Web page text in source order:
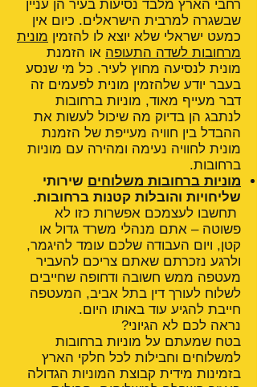
רחבי הארץ מלבד נסיעות בעיר הן עניין
שבשגרה למרבית הישראלים. כיום אין
כמעט ישראלי שלא יוצא לו להזמין מונית
מרחובות לשדה התעופה או הזמנת
מונית לנסיעה מחוץ לעיר. כל מי שנסע
בעבר יודע שלהזמין מונית לפעמים זה
דבר מעייף מאוד, מוניות ברחובות
לנתבג הן בדיוק מה שיכול לעשות את
ההבדל בין חוויה מעייפת של הזמנת
מונית לחוויה נעימה ומהירה עם מוניות
ברחובות.
מוניות ברחובות משלוחים שירותי
שליחויות והובלות קטנות ברחובות.
תחשבו לעצמכם אפשרות כזו לא
פשוטה – אתם מנהלי משרד גדול או
קטן, ויום העבודה שלכם עומד להיגמר,
ולרגע נזכרתם שאתם צריכם להעביר
מעטפה ממש חשובה ודחופה שחייבים
לשלוח לעורך דין בתל אביב, המעטפה
חייבת להגיע עוד באותו היום.
נראה לכם לא הגיוני?
בטח שמעתם על מוניות ברחובות
למשלוחים וחבילות לכל חלקי הארץ
בזמינות מידית קבוצת המוניות הגדולה